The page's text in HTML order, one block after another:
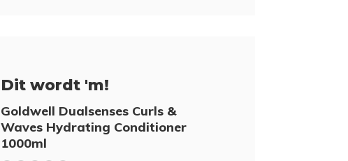
Dit wordt 'm!
Goldwell Dualsenses Curls &
Waves Hydrating Conditioner
1000ml